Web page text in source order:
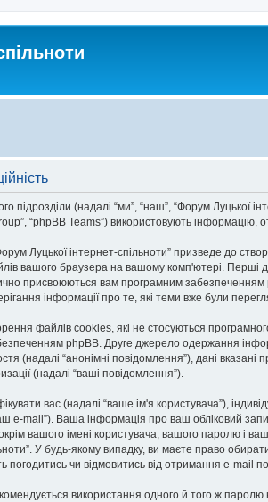
підрозділи (надалі “ми”, “наш”, “Форум Луцької
“phpBB Teams”) використовують інформацію,
Луцької інтернет-спільноти” призведе до
вашого браузера на вашому комп'ютері. Перші
присвоюються вам програмним
інформації про те, які теми вже були
файлів cookies, які не стосуються
phpBB. Друге джерело одержання
(надалі “анонімні повідомлення”), дані вказані
(надалі “ваші повідомлення”).
вас (надалі “ваше ім'я користувача”),
e-mail”). Ваша інформація про ваш обліковий
вашого імені користувача, вашого паролю і
У будь-якому випадку, ви маєте право
погодитись чи відмовитись від отримання e-
використання одного й того ж